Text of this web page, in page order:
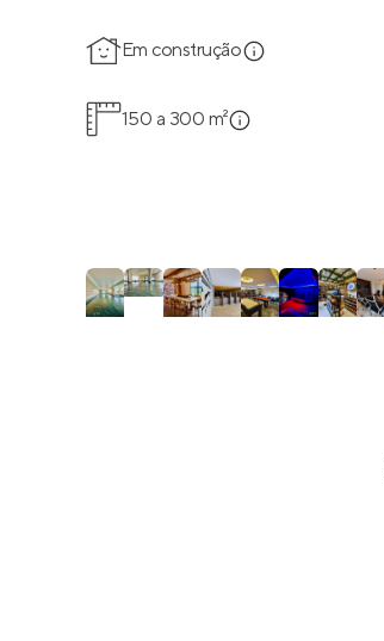
Em construção
150 a 300 m²